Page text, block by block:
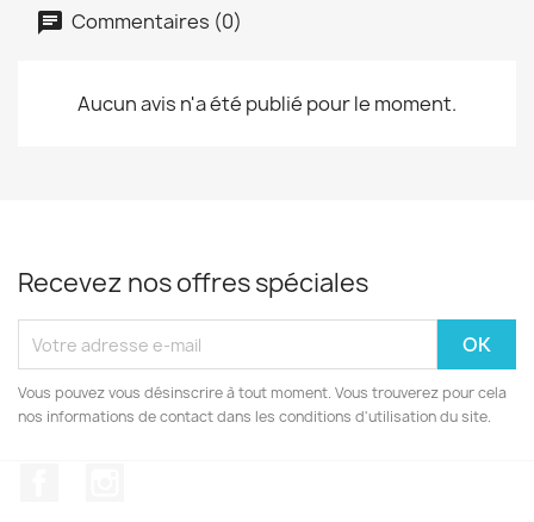
Commentaires (0)
Aucun avis n'a été publié pour le moment.
Recevez nos offres spéciales
Vous pouvez vous désinscrire à tout moment. Vous trouverez pour cela
nos informations de contact dans les conditions d'utilisation du site.